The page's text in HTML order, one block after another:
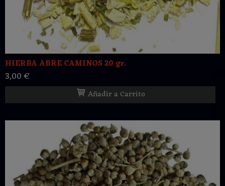
HIERBA ABRE CAMINOS 20 gr.
3,00 €
Añadir a Carrito